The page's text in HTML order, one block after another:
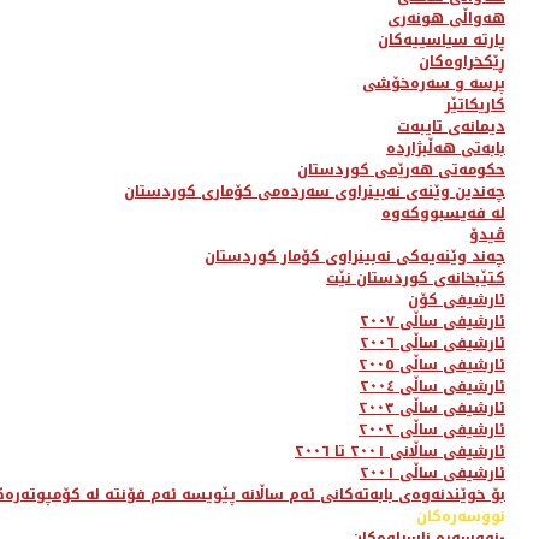
هەواڵی هونەری
پارتە سیاسییەکان
ڕێکخراوەکان
پرسە و سەرەخۆشی
کاریکاتێر
دیمانەی تایبەت
بابەتی هەڵبژاردە
حکومەتی هەرێمی کوردستان
چەندین وێنەی نەبینراوی سەردەمی کۆماری کوردستان
لە فەیسبووکەوە
ڤیدۆ
چەند وێنەیەکی نەبینراوی کۆمار کوردستان
کتێبخانەی کوردستان نێت
ئارشیفی کۆن
ئارشیفی ساڵی ٢٠٠٧
ئارشیفی ساڵی ٢٠٠٦
ئارشیفی ساڵی ٢٠٠٥
ئارشیفی ساڵی ٢٠٠٤
ئارشیفی ساڵی ٢٠٠٣
ئارشیفی ساڵی ٢٠٠٢
ئارشیفی ساڵانی ٢٠٠١ تا ٢٠٠٦
ئارشیفی ساڵی ٢٠٠١
بۆ خوێندنەوەی بابەتەکانی ئەم ساڵانە پێویسە ئەم فۆنتە لە
نووسەرەکان